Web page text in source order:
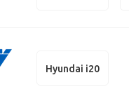
Hyundai i20